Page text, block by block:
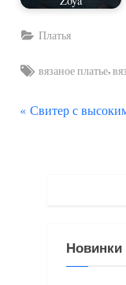
Платья
Tags:
вязаное платье,
П
Свитер с